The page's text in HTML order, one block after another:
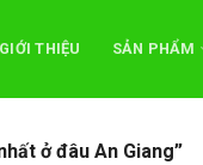
GIỚI THIỆU SẢN PHẨM
ở đâu An Giang”